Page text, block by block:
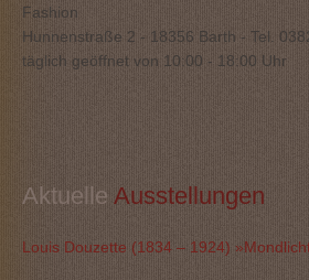
Fashion
Hunnenstraße 2 - 18356 Barth - Tel.
täglich geöffnet von 10:00 - 18:00 Uhr
Aktuelle Ausstellungen
Louis Douzette (1834 – 1924)